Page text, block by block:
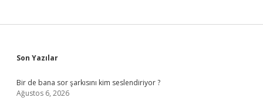
Sidebar
Son Yazılar
Bir de bana sor şarkısını kim seslendiriyor ?
Ağustos 6, 2026